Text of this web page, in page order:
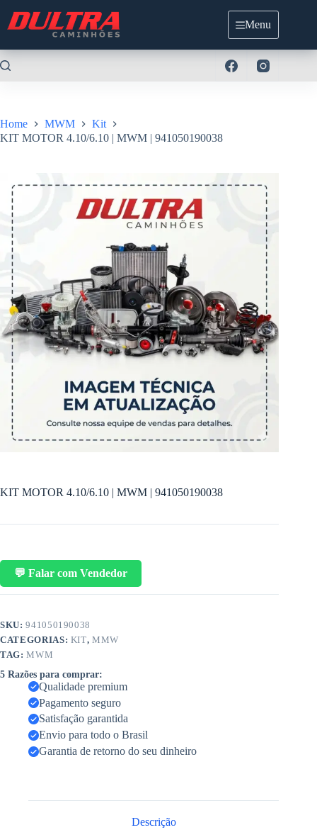
para
Menu
Home MWM
Kit
KIT MOTOR 4.10/6.10 | MWM | 941050190038
KIT MOTOR 4.10/6.10 | MWM | 941050190038
💬 Falar com Vendedor
SKU:941050190038
CATEGORIAS: KIT,MMW
TAG:MWM
5 Razões para comprar:
Qualidade premium
Pagamento seguro
Satisfação garantida
Envio para todo o Brasil
Garantia de retorno do seu dinheiro
Descrição